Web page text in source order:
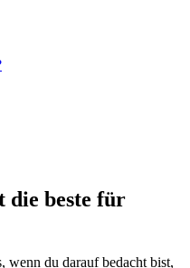
die beste für
wenn du darauf bedacht bist,